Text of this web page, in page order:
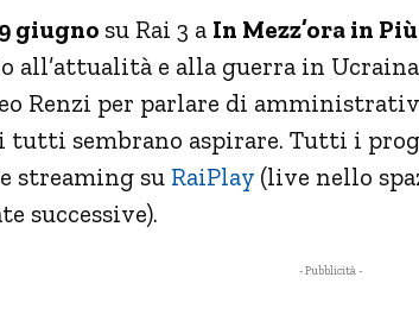
giugno su Rai 3 a In Mezz’ora in
all’attualità e alla guerra in
Renzi per parlare di
tutti sembrano aspirare. Tutti i
streaming su RaiPlay (live nello
successive).
- Pubblicità -